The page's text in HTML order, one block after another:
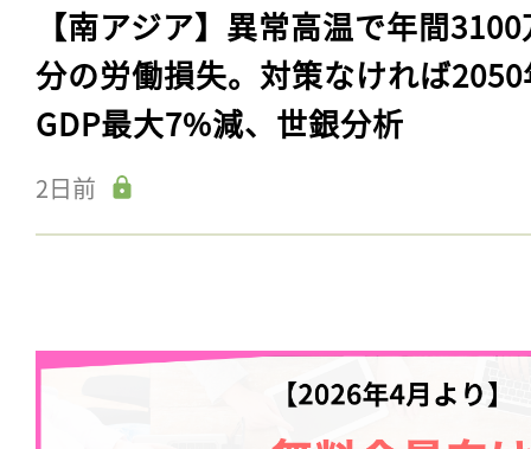
【南アジア】異常高温で年間
分の労働損失。対策なければ
GDP最大7%減、世銀分析
2日前